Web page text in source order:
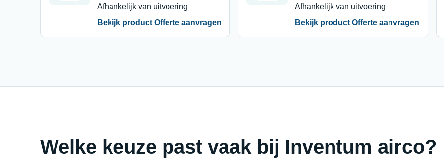
Afhankelijk van uitvoering
Bekijk product Offerte aanvragen
Afhankelijk van uitvoering
Bekijk product Offerte aanvragen
Welke keuze past vaak bij Inventum airco?